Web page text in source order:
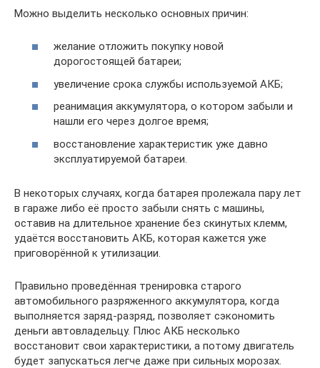
Можно выделить несколько основных причин:
желание отложить покупку новой
дорогостоящей батареи;
увеличение срока службы используемой АКБ;
реанимация аккумулятора, о котором забыли и
нашли его через долгое время;
восстановление характеристик уже давно
эксплуатируемой батареи.
В некоторых случаях, когда батарея пролежала пару лет
в гараже либо её просто забыли снять с машины,
оставив на длительное хранение без скинутых клемм,
удаётся восстановить АКБ, которая кажется уже
приговорённой к утилизации.
Правильно проведённая тренировка старого
автомобильного разряженного аккумулятора, когда
выполняется заряд-разряд, позволяет сэкономить
деньги автовладельцу. Плюс АКБ несколько
восстановит свои характеристики, а потому двигатель
будет запускаться легче даже при сильных морозах.